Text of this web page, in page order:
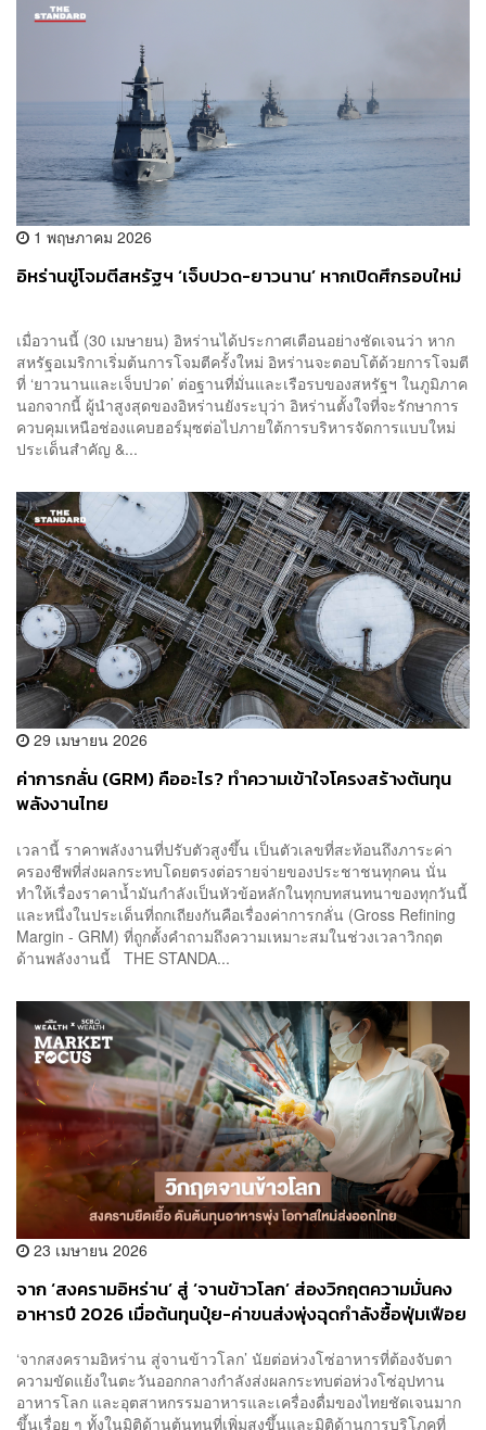
1 พฤษภาคม 2026
อิหร่านขู่โจมตีสหรัฐฯ ‘เจ็บปวด-ยาวนาน’ หากเปิดศึกรอบใหม่
เมื่อวานนี้ (30 เมษายน) อิหร่านได้ประกาศเตือนอย่างชัดเจนว่า หาก
สหรัฐอเมริกาเริ่มต้นการโจมตีครั้งใหม่ อิหร่านจะตอบโต้ด้วยการโจมตี
ที่ ‘ยาวนานและเจ็บปวด’ ต่อฐานที่มั่นและเรือรบของสหรัฐฯ ในภูมิภาค
นอกจากนี้ ผู้นำสูงสุดของอิหร่านยังระบุว่า อิหร่านตั้งใจที่จะรักษาการ
ควบคุมเหนือช่องแคบฮอร์มุซต่อไปภายใต้การบริหารจัดการแบบใหม่
ประเด็นสำคัญ &...
29 เมษายน 2026
ค่าการกลั่น (GRM) คืออะไร? ทำความเข้าใจโครงสร้างต้นทุน
พลังงานไทย
เวลานี้ ราคาพลังงานที่ปรับตัวสูงขึ้น เป็นตัวเลขที่สะท้อนถึงภาระค่า
ครองชีพที่ส่งผลกระทบโดยตรงต่อรายจ่ายของประชาชนทุกคน นั่น
ทำให้เรื่องราคาน้ำมันกำลังเป็นหัวข้อหลักในทุกบทสนทนาของทุกวันนี้
และหนึ่งในประเด็นที่ถกเถียงกันคือเรื่องค่าการกลั่น (Gross Refining
Margin - GRM) ที่ถูกตั้งคำถามถึงความเหมาะสมในช่วงเวลาวิกฤต
ด้านพลังงานนี้ THE STANDA...
23 เมษายน 2026
จาก ‘สงครามอิหร่าน’ สู่ ‘จานข้าวโลก’ ส่องวิกฤตความมั่นคง
อาหารปี 2026 เมื่อต้นทุนปุ๋ย-ค่าขนส่งพุ่งฉุดกำลังซื้อฟุ่มเฟือย
ตลาดส่งออกรับเทรนด์กักตุน
‘จากสงครามอิหร่าน สู่จานข้าวโลก’ นัยต่อห่วงโซ่อาหารที่ต้องจับตา
ความขัดแย้งในตะวันออกกลางกำลังส่งผลกระทบต่อห่วงโซ่อุปทาน
อาหารโลก และอุตสาหกรรมอาหารและเครื่องดื่มของไทยชัดเจนมาก
ขึ้นเรื่อย ๆ ทั้งในมิติด้านต้นทุนที่เพิ่มสูงขึ้นและมิติด้านการบริโภคที่